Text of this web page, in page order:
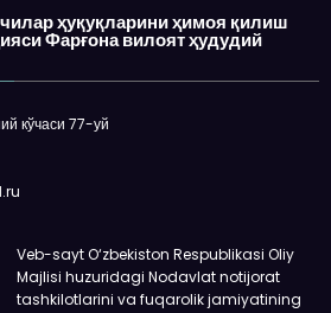
харидор QR-код
ҳуқуқларини ҳимоя қилиш